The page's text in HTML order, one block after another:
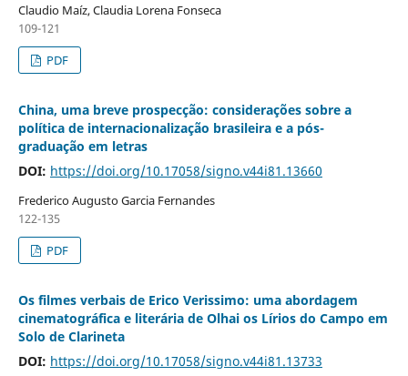
Claudio Maíz, Claudia Lorena Fonseca
109-121
PDF
China, uma breve prospecção: considerações sobre a
política de internacionalização brasileira e a pós-
graduação em letras
DOI: https://doi.org/10.17058/signo.v44i81.13660
Frederico Augusto Garcia Fernandes
122-135
PDF
Os filmes verbais de Erico Verissimo: uma abordagem
cinematográfica e literária de Olhai os Lírios do Campo em
Solo de Clarineta
DOI: https://doi.org/10.17058/signo.v44i81.13733